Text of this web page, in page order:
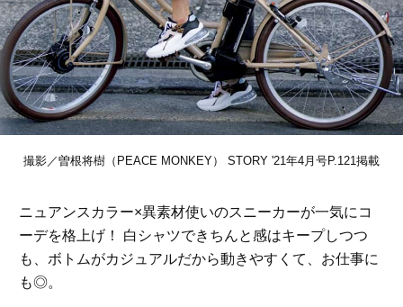
撮影／曽根将樹（PEACE MONKEY） STORY '21年4月号P.121掲載
ニュアンスカラー×異素材使いのスニーカーが一気にコ
ーデを格上げ！ 白シャツできちんと感はキープしつつ
も、ボトムがカジュアルだから動きやすくて、お仕事に
も◎。